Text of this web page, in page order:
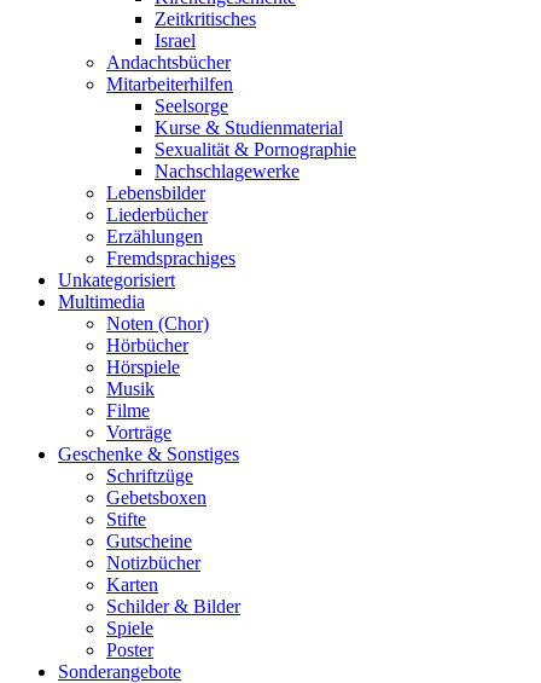
Zeitkritisches
Israel
Andachtsbücher
Mitarbeiterhilfen
Seelsorge
Kurse & Studienmaterial
Sexualität & Pornographie
Nachschlagewerke
Lebensbilder
Liederbücher
Erzählungen
Fremdsprachiges
Unkategorisiert
Multimedia
Noten (Chor)
Hörbücher
Hörspiele
Musik
Filme
Vorträge
Geschenke & Sonstiges
Schriftzüge
Gebetsboxen
Stifte
Gutscheine
Notizbücher
Karten
Schilder & Bilder
Spiele
Poster
Sonderangebote